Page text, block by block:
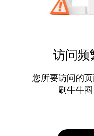
访问频
您所要访问的
刷牛牛